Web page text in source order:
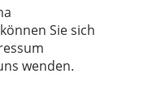
Sie sich
wenden.